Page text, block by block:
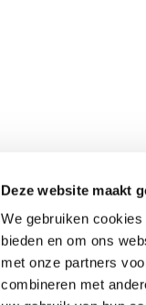
Deze website maakt
We gebruiken
bieden en om ons
met onze partners
combineren met